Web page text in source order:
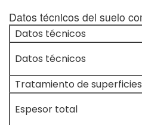
Datos técnicos del suelo
Datos técnicos
Datos técnicos
Tratamiento de superficies
Espesor total